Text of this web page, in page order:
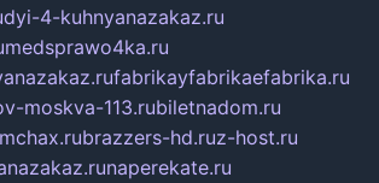
4-kuhnyanazakaz.ru
medsprawo4ka.ru
fabrikayfabrikaefabrika.ru
moskva-113.rubiletnadom.ru
brazzers-hd.ruz-host.ru
naperekate.ru